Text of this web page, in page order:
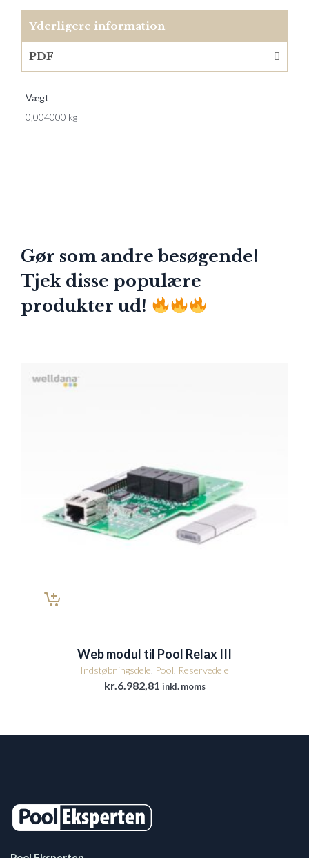
Yderligere information
PDF
Vægt
0,004000 kg
Gør som andre besøgende!
Tjek disse populære
produkter ud!
Web modul til Pool Relax III
Indstøbningsdele Pool Reservedele
kr.6.982,81 inkl. moms